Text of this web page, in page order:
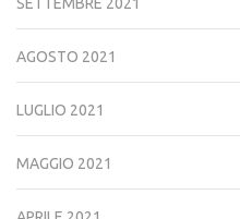
SETTEMBRE 2021
AGOSTO 2021
LUGLIO 2021
MAGGIO 2021